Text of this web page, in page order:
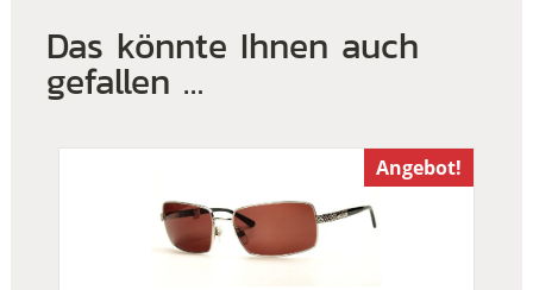
Das könnte Ihnen auch
gefallen …
Angebot!